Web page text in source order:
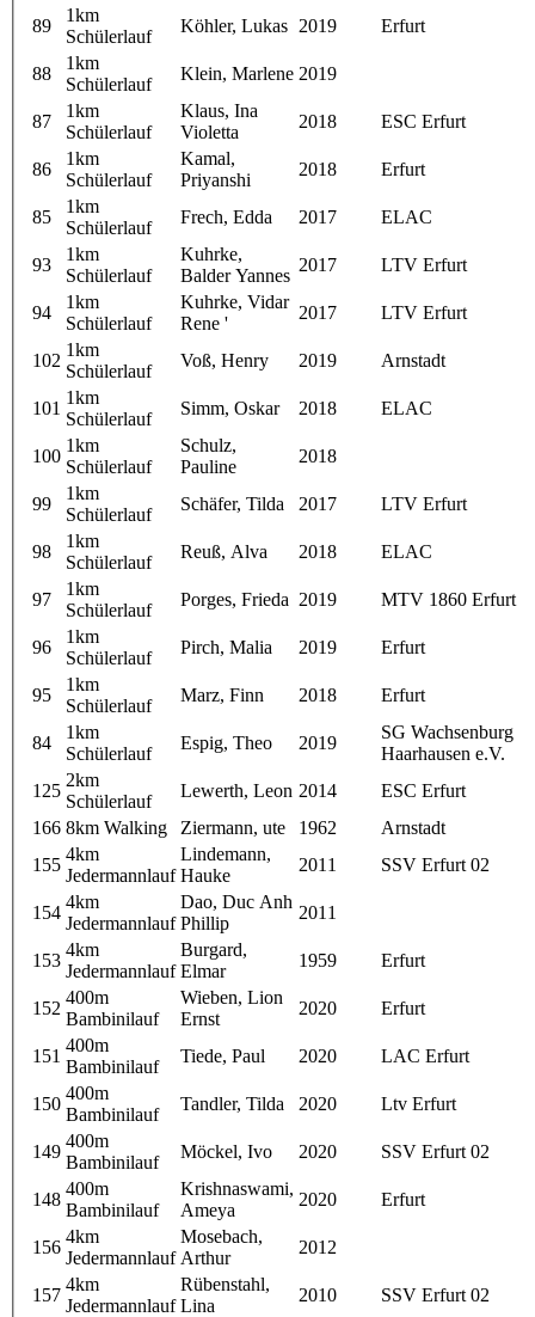
89
1km
Schülerlauf
Köhler, Lukas 2019 Erfurt
88
1km
Schülerlauf
Klein, Marlene 2019
87
1km
Schülerlauf
Klaus, Ina
Violetta
2018 ESC Erfurt
86
1km
Schülerlauf
Kamal,
Priyanshi
2018 Erfurt
85
1km
Schülerlauf
Frech, Edda 2017 ELAC
93
1km
Schülerlauf
Kuhrke,
Balder Yannes
2017 LTV Erfurt
94
1km
Schülerlauf
Kuhrke, Vidar
Rene '
2017 LTV Erfurt
102
1km
Schülerlauf
Voß, Henry 2019 Arnstadt
101
1km
Schülerlauf
Simm, Oskar 2018 ELAC
100
1km
Schülerlauf
Schulz,
Pauline
2018
99
1km
Schülerlauf
Schäfer, Tilda 2017 LTV Erfurt
98
1km
Schülerlauf
Reuß, Alva 2018 ELAC
97
1km
Schülerlauf
Porges, Frieda 2019 MTV 1860 Erfurt
96
1km
Schülerlauf
Pirch, Malia 2019 Erfurt
95
1km
Schülerlauf
Marz, Finn 2018 Erfurt
84
1km
Schülerlauf
Espig, Theo 2019
SG Wachsenburg
Haarhausen e.V.
125
2km
Schülerlauf
Lewerth, Leon 2014
ESC Erfurt
166 8km Walking Ziermann, ute 1962
Arnstadt
155
4km
Jedermannlauf
Lindemann,
Hauke
2011 SSV Erfurt 02
154
4km
Jedermannlauf
Dao, Duc Anh
Phillip
2011
153
4km
Jedermannlauf
Burgard,
Elmar
1959 Erfurt
152
400m
Bambinilauf
Wieben, Lion
Ernst
2020 Erfurt
151
400m
Bambinilauf
Tiede, Paul 2020 LAC Erfurt
150
400m
Bambinilauf
Tandler, Tilda 2020 Ltv Erfurt
149
400m
Bambinilauf
Möckel, Ivo 2020 SSV Erfurt 02
148
400m
Bambinilauf
Krishnaswami,
Ameya
2020 Erfurt
156
4km
Jedermannlauf
Mosebach,
Arthur
2012
157
4km
Jedermannlauf
Rübenstahl,
Lina
2010 SSV Erfurt 02